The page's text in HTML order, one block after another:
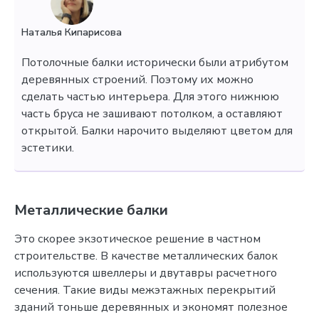
Наталья Кипарисова
Потолочные балки исторически были атрибутом
деревянных строений. Поэтому их можно
сделать частью интерьера. Для этого нижнюю
часть бруса не зашивают потолком, а оставляют
открытой. Балки нарочито выделяют цветом для
эстетики.
Металлические балки
Это скорее экзотическое решение в частном
строительстве. В качестве металлических балок
используются швеллеры и двутавры расчетного
сечения. Такие виды межэтажных перекрытий
зданий тоньше деревянных и экономят полезное